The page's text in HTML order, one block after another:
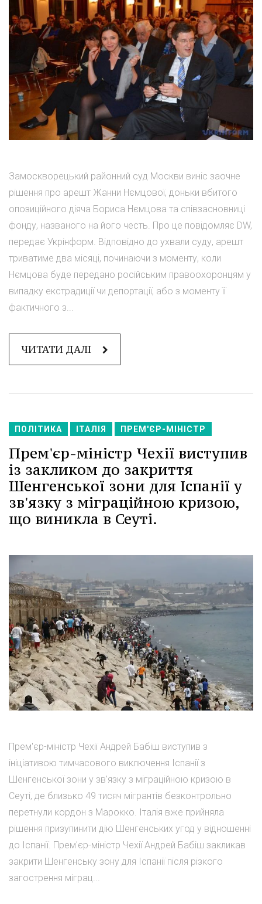
Замоскворецький районний суд Москви виніс заочне
рішення про арешт Жанни Нємцової, доньки вбитого
опозиційного діяча Бориса Нємцова та співзасновниці
фонду, названого на його честь. Про це повідомляє DW,
передає Укрінформ. Відповідно до ухвали суду, арешт
триватиме два місяці, починаючи з моменту, коли
Нємцова буде передано російським правоохоронцям у
випадку екстрадиції чи депортації, або з моменту її
фактичного з...
ЧИТАТИ ДАЛІ
ПОЛІТИКА ІТАЛІЯ ПРЕМ'ЄР-МІНІСТР
Прем'єр-міністр Чехії виступив
із закликом до закриття
Шенгенської зони для Іспанії у
зв'язку з міграційною кризою,
що виникла в Сеуті.
Прем'єр-міністр Чехії Андрей Бабіш виступив з
ініціативою тимчасового виключення Іспанії з
Шенгенської зони у зв'язку з міграційною кризою в
Сеуті, де близько 49 тисяч мігрантів безконтрольно
перетнули кордон з Марокко. Італія вже прийняла
рішення призупинити дію Шенгенських угод у відношенні
до Іспанії. Прем'єр-міністр Чехії Андрей Бабіш закликав
закрити Шенгенську зону для Іспанії після різкого
загострення міграц...